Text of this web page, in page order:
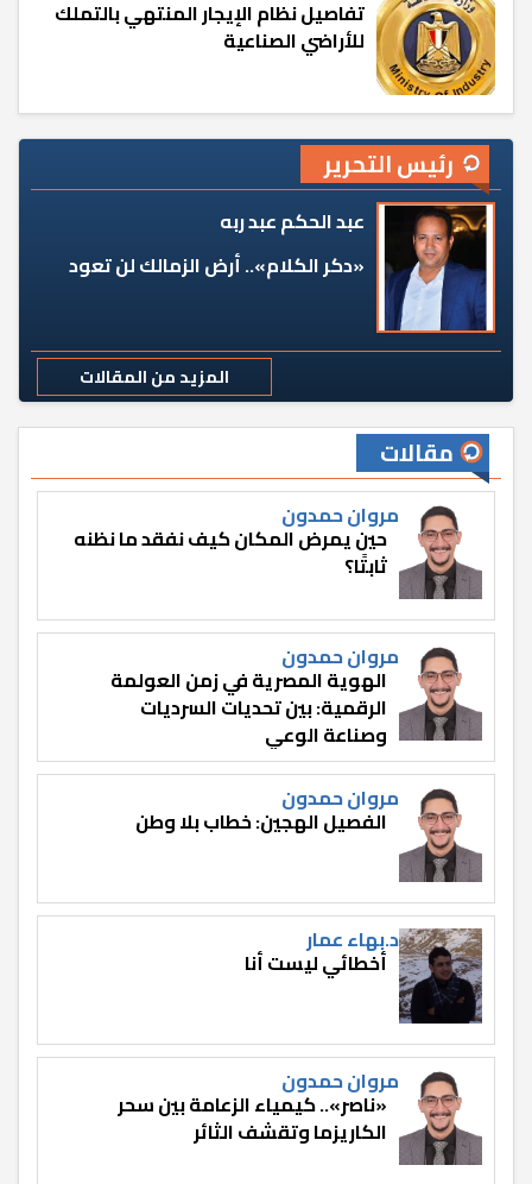
تفاصيل نظام الإيجار المنتهي بالتملك
للأراضي الصناعية
رئيس التحرير
عبد الحكم عبد ربه
«دكر الكلام».. أرض الزمالك لن تعود
المزيد من المقالات
مقالات
مروان حمدون
حين يمرض المكان كيف نفقد ما نظنه
ثابتًا؟
مروان حمدون
الهوية المصرية في زمن العولمة
الرقمية: بين تحديات السرديات
وصناعة الوعي
مروان حمدون
الفصيل الهجين: خطاب بلا وطن
د.بهاء عمار
أخطائي ليست أنا
مروان حمدون
«ناصر».. كيمياء الزعامة بين سحر
الكاريزما وتقشف الثائر